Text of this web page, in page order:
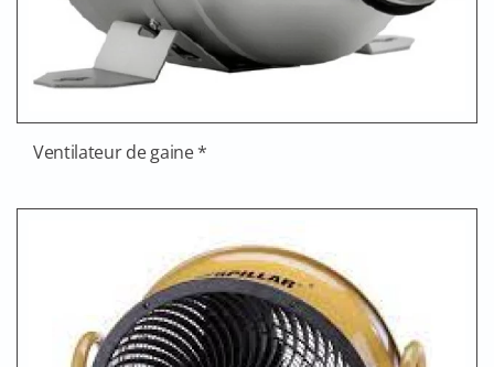
Ventilateur de gaine *